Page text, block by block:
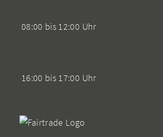
08:00 bis 12:00 Uhr
16:00 bis 17:00 Uhr